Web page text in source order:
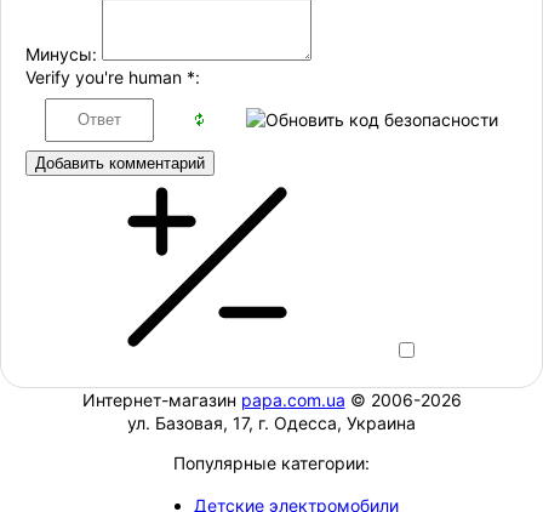
Минусы:
Verify you're human *:
Добавить комментарий
Интернет-магазин papa.com.ua © 2006-2026
ул. Базовая, 17, г. Одесса, Украина
Популярные категории:
Детские электромобили